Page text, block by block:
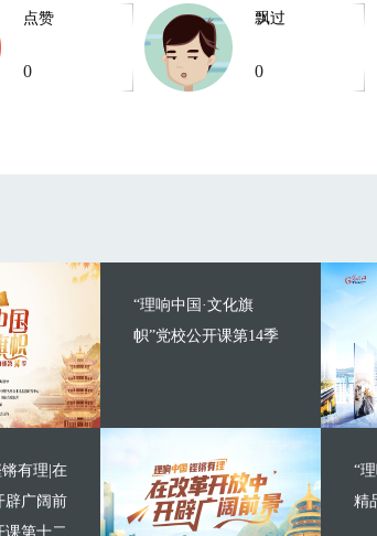
点赞
0
飘过
0
“理响中国·文化旗
帜”党校公开课第14季
锵有理|在
辟广阔前
课第十二
“
精